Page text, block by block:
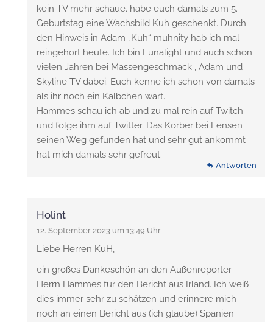
kein TV mehr schaue. habe euch damals zum 5.
Geburtstag eine Wachsbild Kuh geschenkt. Durch
den Hinweis in Adam „Kuh“ muhnity hab ich mal
reingehört heute. Ich bin Lunalight und auch schon
vielen Jahren bei Massengeschmack , Adam und
Skyline TV dabei. Euch kenne ich schon von damals
als ihr noch ein Kälbchen wart.
Hammes schau ich ab und zu mal rein auf Twitch
und folge ihm auf Twitter. Das Körber bei Lensen
seinen Weg gefunden hat und sehr gut ankommt
hat mich damals sehr gefreut.
Antworten
Holint
12. September 2023 um 13:49 Uhr
Liebe Herren KuH,
ein großes Dankeschön an den Außenreporter
Herrn Hammes für den Bericht aus Irland. Ich weiß
dies immer sehr zu schätzen und erinnere mich
noch an einen Bericht aus (ich glaube) Spanien